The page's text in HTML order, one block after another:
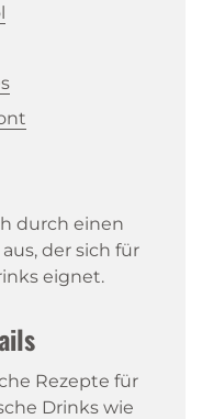
durch einen
der sich für
eignet.
Rezepte für
Drinks wie